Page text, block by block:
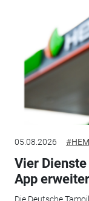
05.08.2026 #HEM
Vier
App